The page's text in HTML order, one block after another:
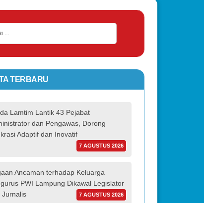
TERBARU
Lamtim Lantik 43 Pejabat
dan Pengawas, Dorong
Adaptif dan Inovatif
7 AGUSTUS 2026
Ancaman terhadap Keluarga
PWI Lampung Dikawal Legislator
Jurnalis
7 AGUSTUS 2026